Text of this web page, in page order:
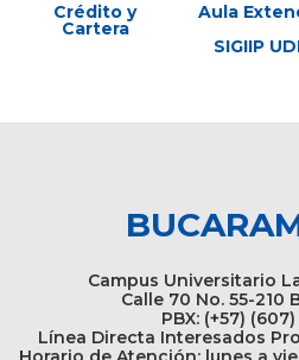
Crédito y
Cartera
Aula
SIGIIP
Campus Universitario
Calle 70 No. 55-210
PBX: (+57)
Línea Directa Interesados